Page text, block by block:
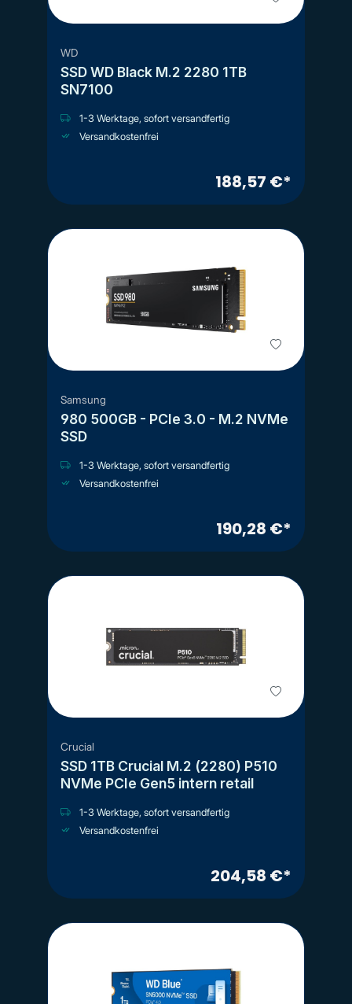
WD
SSD WD Black M.2 2280 1TB
SN7100
1-3 Werktage, sofort versandfertig
Versandkostenfrei
188,57 €*
Samsung
980 500GB - PCIe 3.0 - M.2 NVMe
SSD
1-3 Werktage, sofort versandfertig
Versandkostenfrei
190,28 €*
Crucial
SSD 1TB Crucial M.2 (2280) P510
NVMe PCIe Gen5 intern retail
1-3 Werktage, sofort versandfertig
Versandkostenfrei
204,58 €*